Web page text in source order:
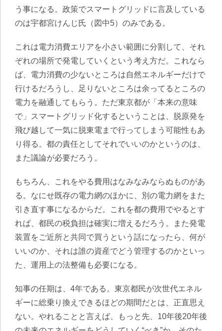
う事になる。政策でスマートグリッドに言及している
のは宇都宮けんじ氏（図中5）のみである。
これは電力消費エリアを小さい範囲に分割して、それ
ぞれの場所で発電していくという考え方だ。これなら
ば、電力消費の少ないところは自然エネルギーだけで
行けるだろうし、足りないところは余ってるところの
電力を融通してもらう。ただ東京都が「本来の意味
で」スマートグリッド化するということは、脱原発を
飛び越して一気に脱東電まで行ってしまう可能性もあ
り得る。都の責任としてそれでいいのかというのは、
また議論が必要だろう。
もちろん、これをやる費用はなみなみならぬものがあ
る。なにせ既存の電力網のほかに、別の電力網をまた
引き直す事になるからだ。これを都の費用でやるとす
れば、都民の税負担は確実に増えるだろう。また発電
装置をご近所と共同で買うという話になったら、何が
いいのか、それは誰の資産でどう管理するのかといっ
た、運用上の法整備も必要になる。
知事の任期は、4年である。東京都民が次世代エネル
ギーに総乗り換えできるほどの期間だとは、正直思え
ない。やれることと言えば、もっと先、10年後20年後